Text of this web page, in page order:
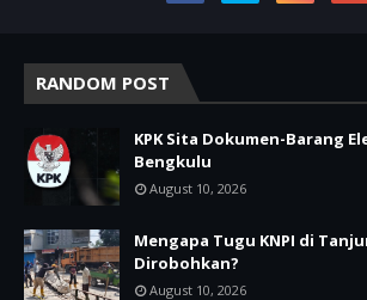
RANDOM POST
KPK Sita Dokumen-Barang
Bengkulu
August 10, 2026
Mengapa Tugu KNPI di
Dirobohkan?
August 10, 2026